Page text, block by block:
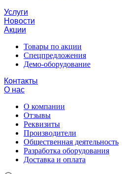
Услуги
Новости
Акции
Товары по акции
Спецпредложения
Демо-оборудование
Контакты
О нас
О компании
Отзывы
Реквизиты
Производители
Общественная деятельность
Разработка оборудования
Доставка и оплата